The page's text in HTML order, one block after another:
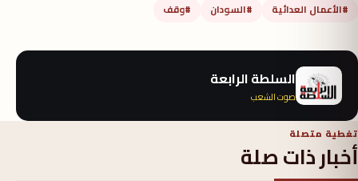
#الأعمال العدائية #السودان #وقف
السلطة الرابعة
صوت الشعب
تغطية متصلة
أخبار ذات صلة